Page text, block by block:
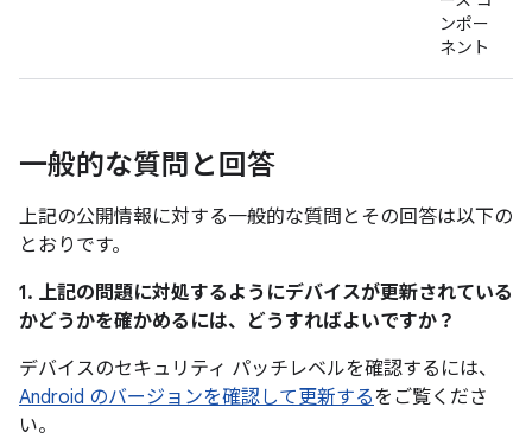
ンポー
ネント
一般的な質問と回答
上記の公開情報に対する一般的な質問とその回答は以下の
とおりです。
1. 上記の問題に対処するようにデバイスが更新されている
かどうかを確かめるには、どうすればよいですか？
デバイスのセキュリティ パッチレベルを確認するには、
Android のバージョンを確認して更新するをご覧くださ
い。